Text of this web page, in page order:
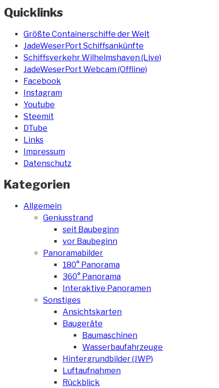
Quicklinks
Größte Containerschiffe der Welt
JadeWeserPort Schiffsankünfte
Schiffsverkehr Wilhelmshaven (Live)
JadeWeserPort Webcam (Offline)
Facebook
Instagram
Youtube
Steemit
DTube
Links
Impressum
Datenschutz
Kategorien
Allgemein
Geniusstrand
seit Baubeginn
vor Baubeginn
Panoramabilder
180° Panorama
360° Panorama
Interaktive Panoramen
Sonstiges
Ansichtskarten
Baugeräte
Baumaschinen
Wasserbaufahrzeuge
Hintergrundbilder (JWP)
Luftaufnahmen
Rückblick